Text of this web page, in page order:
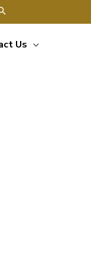
Us